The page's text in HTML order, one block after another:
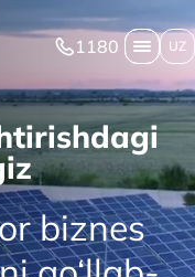
1180 UZ
biznes